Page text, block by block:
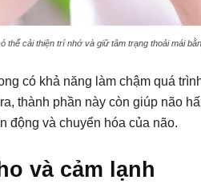
thể cải thiện trí nhớ và giữ tâm trạng thoải mái
có khả năng làm chậm quá
thành phần này còn giúp não
động và chuyển hóa của não.
và cảm lạnh